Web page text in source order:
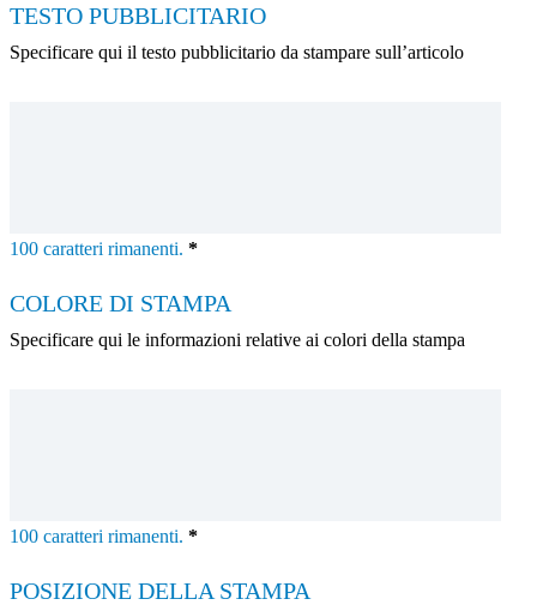
TESTO PUBBLICITARIO
Specificare qui il testo pubblicitario da stampare sull’articolo
100 caratteri rimanenti. *
COLORE DI STAMPA
Specificare qui le informazioni relative ai colori della stampa
100 caratteri rimanenti. *
POSIZIONE DELLA STAMPA